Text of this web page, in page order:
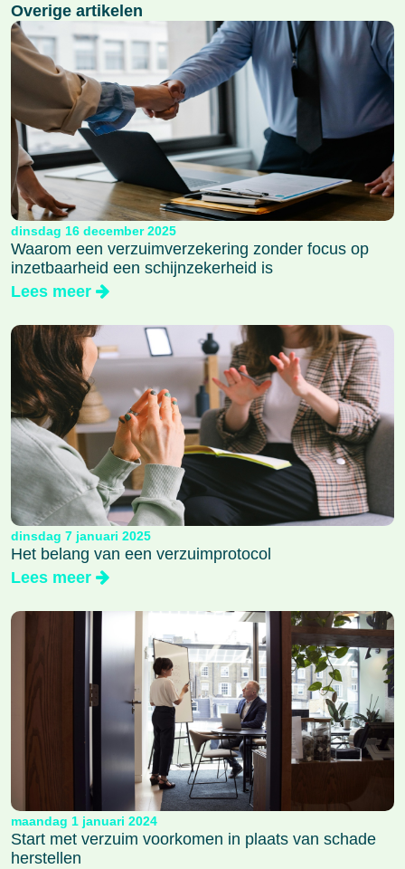
Overige artikelen
dinsdag 16 december 2025
Waarom een verzuimverzekering zonder focus op
inzetbaarheid een schijnzekerheid is
Lees meer
dinsdag 7 januari 2025
Het belang van een verzuimprotocol
Lees meer
maandag 1 januari 2024
Start met verzuim voorkomen in plaats van schade
herstellen